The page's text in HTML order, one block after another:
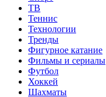
ТВ
Теннис
Технологии
Тренды
Фигурное катание
Фильмы и сериалы
Футбол
Хоккей
Шахматы